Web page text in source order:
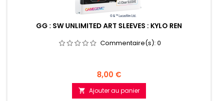
GG : SW UNLIMITED ART SLEEVES : KYLO REN
Commentaire(s): 0
Prix
8,00 €
 Ajouter au panier